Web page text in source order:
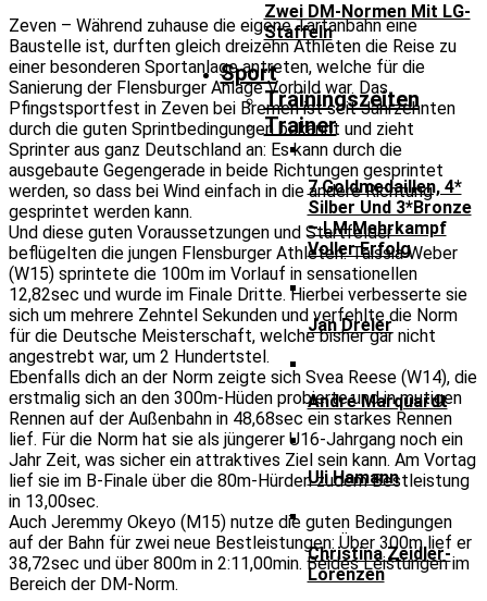
Zwei DM-Normen Mit LG-
Staffeln
Sport
Trainingszeiten
Trainer
7 Goldmedaillen, 4*
Silber Und 3*Bronze
– LM Mehrkampf
Voller Erfolg
Jan Dreier
André Marquardt
Uli Hamann
Christina Zeidler-
Lorenzen
Zeven – Während zuhause die eigene Tartanbahn eine
Baustelle ist, durften gleich dreizehn Athleten die Reise zu
einer besonderen Sportanlage antreten, welche für die
Sanierung der Flensburger Anlage Vorbild war. Das
Pfingstsportfest in Zeven bei Bremen ist seit Jahrzehnten
durch die guten Sprintbedingungen bekannt und zieht
Sprinter aus ganz Deutschland an: Es kann durch die
ausgebaute Gegengerade in beide Richtungen gesprintet
werden, so dass bei Wind einfach in die andere Richtung
gesprintet werden kann.
Und diese guten Voraussetzungen und Startfelder
beflügelten die jungen Flensburger Athleten. Taissia Weber
(W15) sprintete die 100m im Vorlauf in sensationellen
12,82sec und wurde im Finale Dritte. Hierbei verbesserte sie
sich um mehrere Zehntel Sekunden und verfehlte die Norm
für die Deutsche Meisterschaft, welche bisher gar nicht
angestrebt war, um 2 Hundertstel.
Ebenfalls dich an der Norm zeigte sich Svea Reese (W14), die
erstmalig sich an den 300m-Hüden probierte und in mutigen
Rennen auf der Außenbahn in 48,68sec ein starkes Rennen
lief. Für die Norm hat sie als jüngerer U16-Jahrgang noch ein
Jahr Zeit, was sicher ein attraktives Ziel sein kann. Am Vortag
lief sie im B-Finale über die 80m-Hürden zudem Bestleistung
in 13,00sec.
Auch Jeremmy Okeyo (M15) nutze die guten Bedingungen
auf der Bahn für zwei neue Bestleistungen: Über 300m lief er
38,72sec und über 800m in 2:11,00min. Beides Leistungen im
Bereich der DM-Norm.